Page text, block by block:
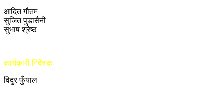
आदित गौतम
सुजित पुडासैनी
सुभाष श्रेष्ठ
कार्यकारी निर्देशक
विदुर फुँयाल